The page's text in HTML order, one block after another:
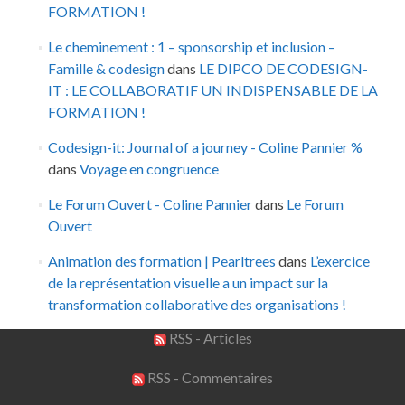
FORMATION !
Le cheminement : 1 – sponsorship et inclusion –
Famille & codesigndans LE DIPCO DE CODESIGN-
IT : LE COLLABORATIF UN INDISPENSABLE DE LA
FORMATION !
Codesign-it: Journal of a journey - Coline Pannier %
dans Voyage en congruence
Le Forum Ouvert - Coline Pannierdans Le Forum
Ouvert
Animation des formation | Pearltrees dans L’exercice
de la représentation visuelle a un impact sur la
transformation collaborative des organisations !
RSS - Articles
RSS - Commentaires